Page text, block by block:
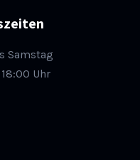
Samstag
Uhr